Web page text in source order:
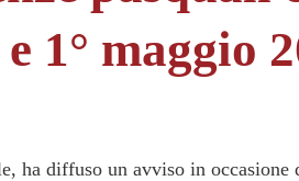
1° maggio
diffuso un avviso in occasione